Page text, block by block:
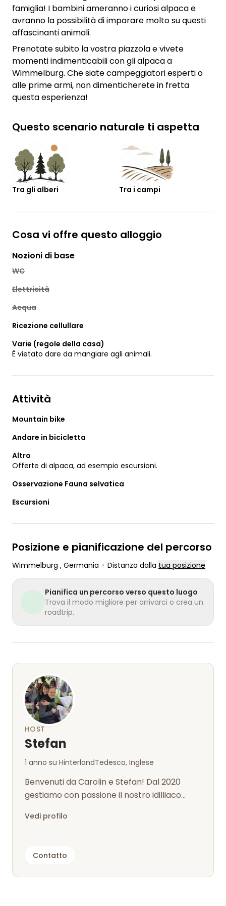
famiglia! I bambini ameranno i curiosi alpaca e
avranno la possibilità di imparare molto su questi
affascinanti animali.
Prenotate subito la vostra piazzola e vivete
momenti indimenticabili con gli alpaca a
Wimmelburg. Che siate campeggiatori esperti o
alle prime armi, non dimenticherete in fretta
questa esperienza!
Questo scenario naturale ti aspetta
Tra gli alberi Tra i campi
Cosa vi offre questo alloggio
Nozioni di base
WC
Elettricità
Acqua
Ricezione cellullare
Varie (regole della casa)
È vietato dare da mangiare agli animali.
Attività
Mountain bike
Andare in bicicletta
Altro
Offerte di alpaca, ad esempio escursioni.
Osservazione Fauna selvatica
Escursioni
Posizione e pianificazione del percorso
Wimmelburg , Germania • Distanza dalla tua posizione
Pianifica un percorso verso questo luogo
Trova il modo migliore per arrivarci o crea un
roadtrip.
HOST
Stefan
1 anno su HinterlandTedesco, Inglese
Benvenuti da Carolin e Stefan! Dal 2020
gestiamo con passione il nostro idilliaco
Vedi profilo
Contatto